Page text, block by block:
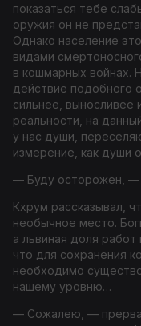
показаться тебе
оружия он не
Однако население
видами
в кошмарных вой­нах.
действие подобного
сильнее,
реальности, на
у нас души,
измерение, как души
— Буду осторожен, —
Кхрум рассказывал,
необычное место.
а львиная доля
что для сохранения
необходимо
нашему уровню…
— Сожалею, —